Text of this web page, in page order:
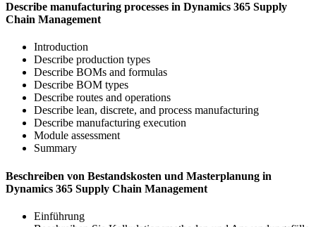
Describe manufacturing processes in Dynamics 365 Supply
Chain Management
Introduction
Describe production types
Describe BOMs and formulas
Describe BOM types
Describe routes and operations
Describe lean, discrete, and process manufacturing
Describe manufacturing execution
Module assessment
Summary
Beschreiben von Bestandskosten und Masterplanung in
Dynamics 365 Supply Chain Management
Einführung